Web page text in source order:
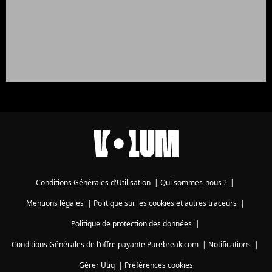
Conditions Générales d'Utilisation | Qui sommes-nous ? |
Mentions légales| Politique sur les cookies et autres traceurs|
Politique de protection des données|
Conditions Générales de l'offre payante Purebreak.com | Notifications |
Gérer Utiq | Préférences cookies